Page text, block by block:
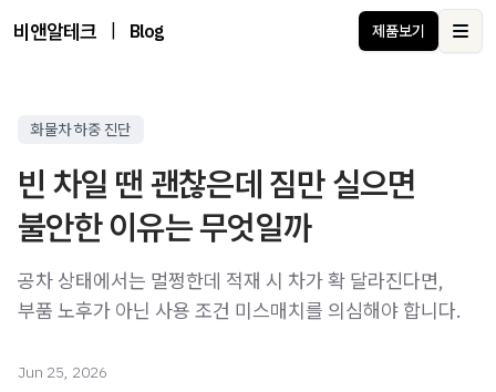
비앤알테크 Blog 제품보기
화물차 하중 진단
빈 차일 땐 괜찮은데 짐만 실으면
불안한 이유는 무엇일까
공차 상태에서는 멀쩡한데 적재 시 차가 확 달라진다면,
부품 노후가 아닌 사용 조건 미스매치를 의심해야 합니다.
Jun 25, 2026